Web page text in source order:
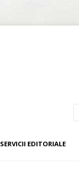
SERVICII EDITORIALE